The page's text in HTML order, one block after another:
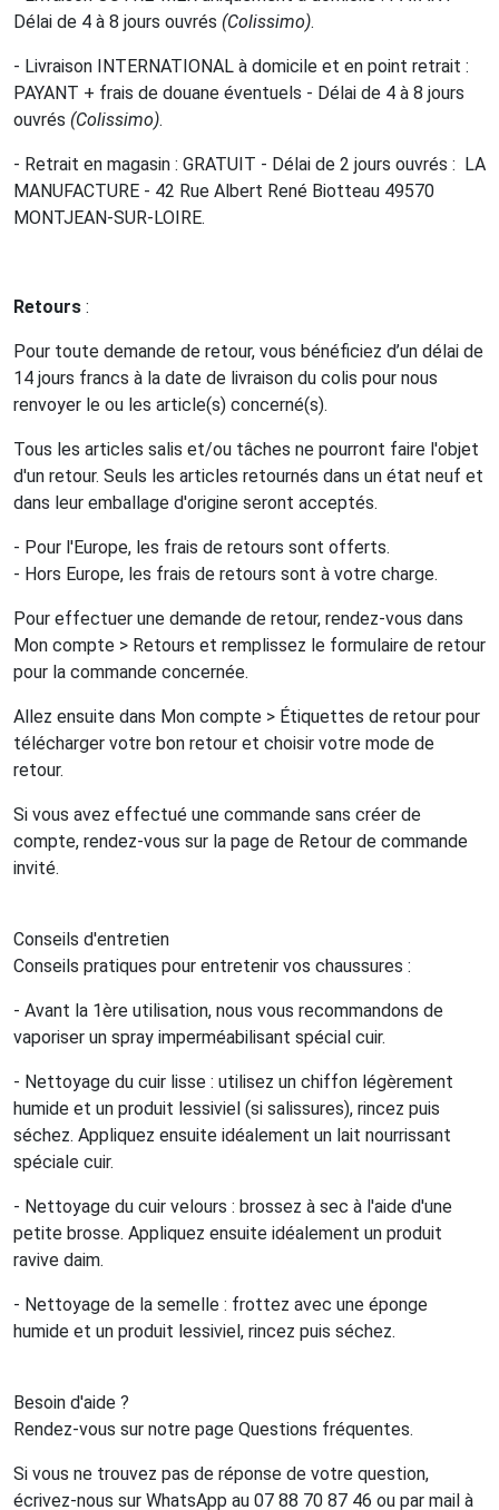
Délai de 4 à 8 jours ouvrés (Colissimo).
- Livraison INTERNATIONAL à domicile et en point retrait :
PAYANT + frais de douane éventuels - Délai de 4 à 8 jours
ouvrés (Colissimo).
- Retrait en magasin : GRATUIT - Délai de 2 jours ouvrés : LA
MANUFACTURE - 42 Rue Albert René Biotteau 49570
MONTJEAN-SUR-LOIRE.
Retours :
Pour toute demande de retour, vous bénéficiez d’un délai de
14 jours francs à la date de livraison du colis pour nous
renvoyer le ou les article(s) concerné(s).
Tous les articles salis et/ou tâches ne pourront faire l'objet
d'un retour. Seuls les articles retournés dans un état neuf et
dans leur emballage d'origine seront acceptés.
- Pour l'Europe, les frais de retours sont offerts.
- Hors Europe, les frais de retours sont à votre charge.
Pour effectuer une demande de retour, rendez-vous dans
Mon compte > Retours et remplissez le formulaire de retour
pour la commande concernée.
Allez ensuite dans Mon compte > Étiquettes de retour pour
télécharger votre bon retour et choisir votre mode de
retour.
Si vous avez effectué une commande sans créer de
compte, rendez-vous sur la page de Retour de commande
invité.
Conseils d'entretien
Conseils pratiques pour entretenir vos chaussures :
- Avant la 1ère utilisation, nous vous recommandons de
vaporiser un spray imperméabilisant spécial cuir.
- Nettoyage du cuir lisse : utilisez un chiffon légèrement
humide et un produit lessiviel (si salissures), rincez puis
séchez. Appliquez ensuite idéalement un lait nourrissant
spéciale cuir.
- Nettoyage du cuir velours : brossez à sec à l'aide d'une
petite brosse. Appliquez ensuite idéalement un produit
ravive daim.
- Nettoyage de la semelle : frottez avec une éponge
humide et un produit lessiviel, rincez puis séchez.
Besoin d'aide ?
Rendez-vous sur notre page Questions fréquentes.
Si vous ne trouvez pas de réponse de votre question,
écrivez-nous sur WhatsApp au 07 88 70 87 46 ou par mail à